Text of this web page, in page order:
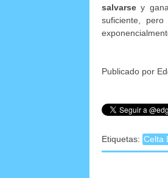
salvarsey
suficiente,
Publicado por
Etiquetas: Celta